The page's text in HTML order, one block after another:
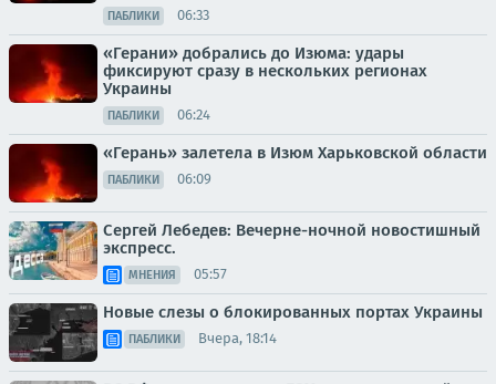
ПАБЛИКИ 06:33
«Герани» добрались до Изюма: удары
фиксируют сразу в нескольких регионах
Украины
ПАБЛИКИ 06:24
«Герань» залетела в Изюм Харьковской области
ПАБЛИКИ 06:09
Сергей Лебедев: Вечерне-ночной новостишный
экспресс.
МНЕНИЯ 05:57
Новые слезы о блокированных портах Украины
ПАБЛИКИ Вчера, 18:14